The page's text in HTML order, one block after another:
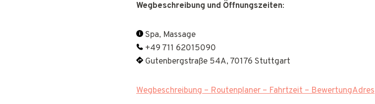
Wegbeschreibung und Öffnungszeiten:
Spa, Massage
+49 711 62015090
Gutenbergstraße 54A, 70176 Stuttgart
Wegbeschreibung – Routenplaner – Fahrtzeit – BewertungAdres